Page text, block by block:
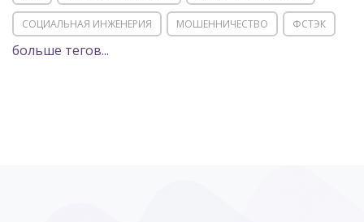
СОЦИАЛЬНАЯ ИНЖЕНЕРИЯ МОШЕННИЧЕСТВО ФСТЭК
POSITIVE TECHNOLOGIES
больше тегов...